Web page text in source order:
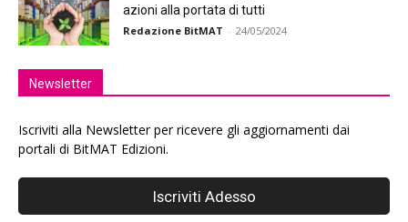
azioni alla portata di tutti
Redazione BitMAT - 24/05/2024
Newsletter
Iscriviti alla Newsletter per ricevere gli aggiornamenti dai
portali di BitMAT Edizioni.